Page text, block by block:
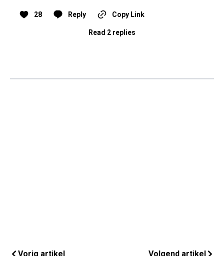
28 Reply Copy Link
Read 2 replies
Vorig artikel Volgend artikel